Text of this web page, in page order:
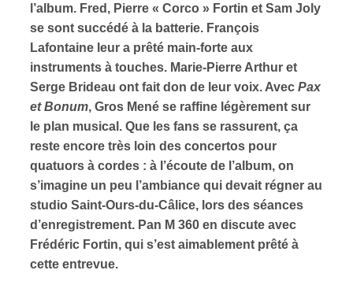
l’album. Fred, Pierre « Corco » Fortin et Sam Joly
se sont succédé à la batterie. François
Lafontaine leur a prêté main-forte aux
instruments à touches. Marie-Pierre Arthur et
Serge Brideau ont fait don de leur voix. Avec Pax
et Bonum, Gros Mené se raffine légèrement sur
le plan musical. Que les fans se rassurent, ça
reste encore très loin des concertos pour
quatuors à cordes : à l’écoute de l’album, on
s’imagine un peu l’ambiance qui devait régner au
studio Saint-Ours-du-Câlice, lors des séances
d’enregistrement. Pan M 360 en discute avec
Frédéric Fortin, qui s’est aimablement prêté à
cette entrevue.